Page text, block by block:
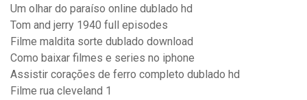
Um olhar do paraíso online dublado hd
Tom and jerry 1940 full episodes
Filme maldita sorte dublado download
Como baixar filmes e series no iphone
Assistir corações de ferro completo dublado hd
Filme rua cleveland 1